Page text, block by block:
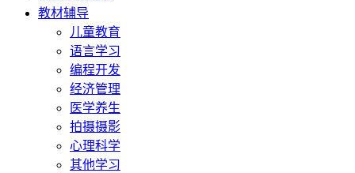
教材辅导
儿童教育
语言学习
编程开发
经济管理
医学养生
拍摄摄影
心理科学
其他学习